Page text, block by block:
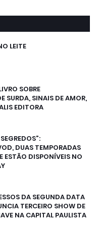
LEITE
SOBRE
SURDA, SINAIS DE AMOR,
EDITORA
DUAS TEMPORADAS
ESTÃO DISPONÍVEIS NO
DA SEGUNDA DATA
TERCEIRO SHOW DE
NA CAPITAL PAULISTA